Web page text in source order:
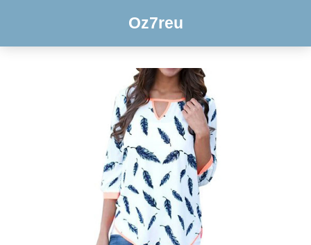
Oz7reu